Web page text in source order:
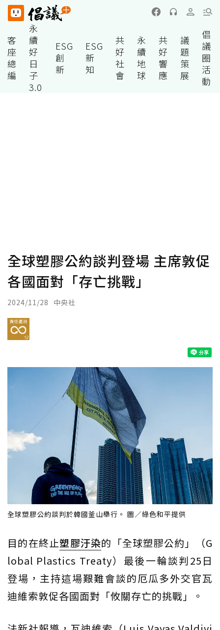
客
座
總
編
永
續
好
日
子
3.0
ESG
創
新
ESG
新
知
共
好
社
會
永
續
地
球
共
好
響
應
議
題
策
展
倡
議
圈
活
動
全球塑膠公約談判登場 主席敦促
各國面對「存亡挑戰」
2024/11/28 中央社
全球塑膠公約談判於韓國釜山舉行。 圖／綠色和平提供
目的在終止塑膠汙染的「全球塑膠公約」（G
lobal Plastics Treaty）最後一輪談判25日
登場，主持這場艱難會談的厄瓜多外交官瓦
迪維索敦促各國面對「攸關存亡的挑戰」。